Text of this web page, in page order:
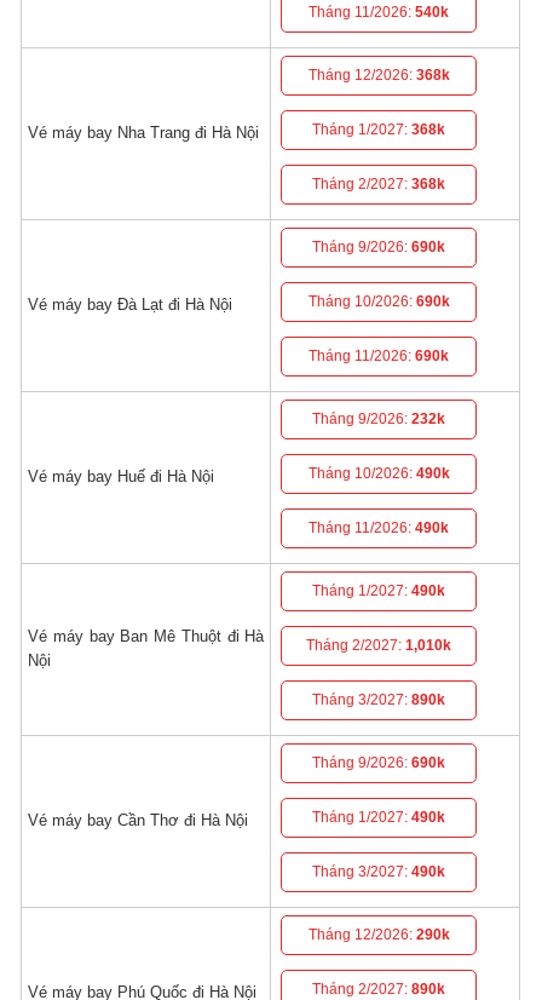
Tháng 11/2026:540k
Vé máy bay Nha Trang đi Hà Nội
Tháng 12/2026: 368k
Tháng 1/2027:368k
Tháng 2/2027:368k
Vé máy bay Đà Lạt đi Hà Nội
Tháng 9/2026:690k
Tháng 10/2026: 690k
Tháng 11/2026:690k
Vé máy bay Huế đi Hà Nội
Tháng 9/2026:232k
Tháng 10/2026: 490k
Tháng 11/2026:490k
Vé máy bay Ban Mê Thuột đi Hà
Nội
Tháng 1/2027:490k
Tháng 2/2027:1,010k
Tháng 3/2027:890k
Vé máy bay Cần Thơ đi Hà Nội
Tháng 9/2026:690k
Tháng 1/2027:490k
Tháng 3/2027:490k
Vé máy bay Phú Quốc đi Hà Nội
Tháng 12/2026: 290k
Tháng 2/2027:890k